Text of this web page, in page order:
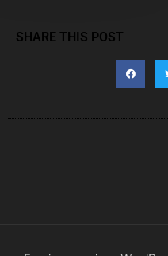
SHARE THIS POST